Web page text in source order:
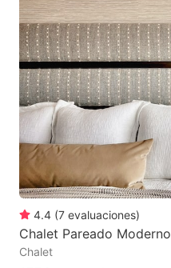
4.4 (7 evaluaciones)
Chalet Pareado Moderno
Chalet